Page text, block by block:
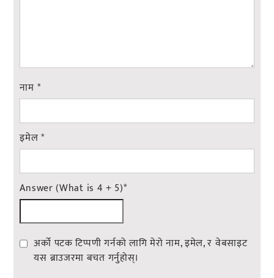
नाम *
इमेल*
Answer (What is 4 + 5)*
अर्को पटक टिप्पणी गर्नको लागि मेरो नाम, इमेल, र वेबसाइट
यस ब्राउजरमा बचत गर्नुहोस्।